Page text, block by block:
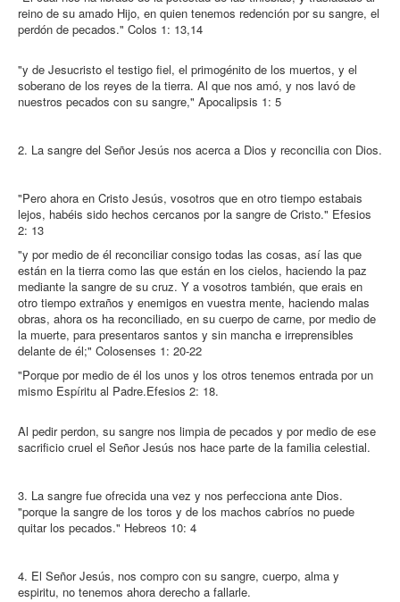
reino de su amado Hijo, en quien tenemos redención por su sangre, el
perdón de pecados." Colos 1: 13,14
"y de Jesucristo el testigo fiel, el primogénito de los muertos, y el
soberano de los reyes de la tierra. Al que nos amó, y nos lavó de
nuestros pecados con su sangre," Apocalipsis 1: 5
2. La sangre del Señor Jesús nos acerca a Dios y reconcilia con Dios.
"Pero ahora en Cristo Jesús, vosotros que en otro tiempo estabais
lejos, habéis sido hechos cercanos por la sangre de Cristo." Efesios
2: 13
"y por medio de él reconciliar consigo todas las cosas, así las que
están en la tierra como las que están en los cielos, haciendo la paz
mediante la sangre de su cruz. Y a vosotros también, que erais en
otro tiempo extraños y enemigos en vuestra mente, haciendo malas
obras, ahora os ha reconciliado, en su cuerpo de carne, por medio de
la muerte, para presentaros santos y sin mancha e irreprensibles
delante de él;" Colosenses 1: 20-22
"Porque por medio de él los unos y los otros tenemos entrada por un
mismo Espíritu al Padre.Efesios 2: 18.
Al pedir perdon, su sangre nos limpia de pecados y por medio de ese
sacrificio cruel el Señor Jesús nos hace parte de la familia celestial.
3. La sangre fue ofrecida una vez y nos perfecciona ante Dios.
"porque la sangre de los toros y de los machos cabríos no puede
quitar los pecados." Hebreos 10: 4
4. El Señor Jesús, nos compro con su sangre, cuerpo, alma y
espiritu, no tenemos ahora derecho a fallarle.